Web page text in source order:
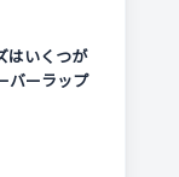
はいくつが
バーラップ